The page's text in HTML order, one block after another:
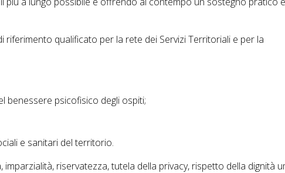
qualificato per la rete dei Servizi Territoriali e per la
benessere psicofisico degli ospiti;
e sanitari del territorio.
imparzialità, riservatezza, tutela della privacy, rispetto della dignità